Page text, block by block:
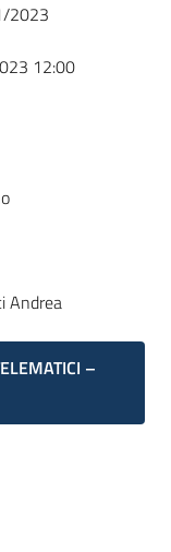
2023
12:00
Andrea
–